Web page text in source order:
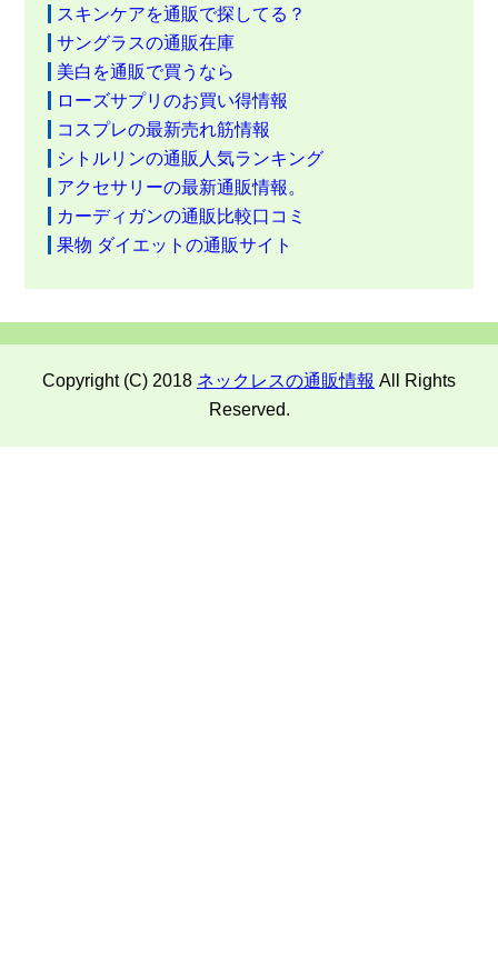
スキンケアを通販で探してる？
サングラスの通販在庫
美白を通販で買うなら
ローズサプリのお買い得情報
コスプレの最新売れ筋情報
シトルリンの通販人気ランキング
アクセサリーの最新通販情報。
カーディガンの通販比較口コミ
果物 ダイエットの通販サイト
Copyright (C) 2018 ネックレスの通販情報 All Rights
Reserved.